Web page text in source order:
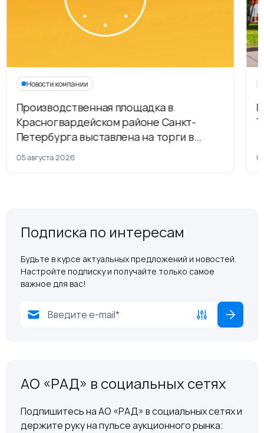
Новости компании
Производственная площадка в
Красногвардейском районе Санкт-
Петербурга выставлена на торги в
рамках приватизации
05 августа 2026
Подписка по интересам
Будьте в курсе актуальных предложений и новостей.
Настройте подписку и получайте только самое
важное для вас!
АО «РАД» в социальных сетях
Подпишитесь на АО «РАД» в социальных сетях и
держите руку на пульсе аукционного рынка: